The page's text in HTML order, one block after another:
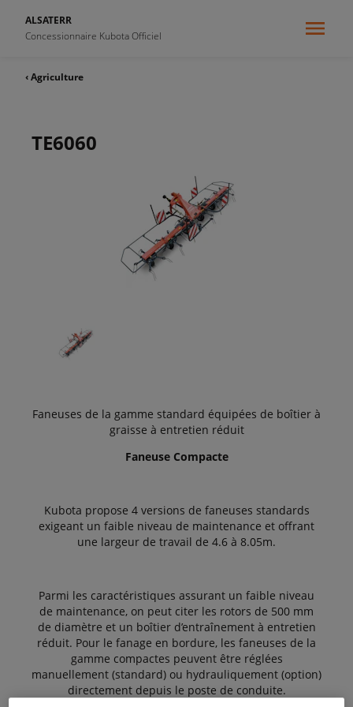
ALSATERR
Concessionnaire Kubota Officiel
‹ Agriculture
TE6060
Faneuses de la gamme standard équipées de boîtier à
graisse à entretien réduit
Faneuse Compacte
Kubota propose 4 versions de faneuses standards
exigeant un faible niveau de maintenance et offrant
une largeur de travail de 4.6 à 8.05m.
Parmi les caractéristiques assurant un faible niveau
de maintenance, on peut citer les rotors de 500 mm
de diamètre et un boîtier d’entraînement à entretien
réduit. Pour le fanage en bordure, les faneuses de la
gamme compactes peuvent être réglées
manuellement (standard) ou hydrauliquement (option)
directement depuis le poste de conduite.